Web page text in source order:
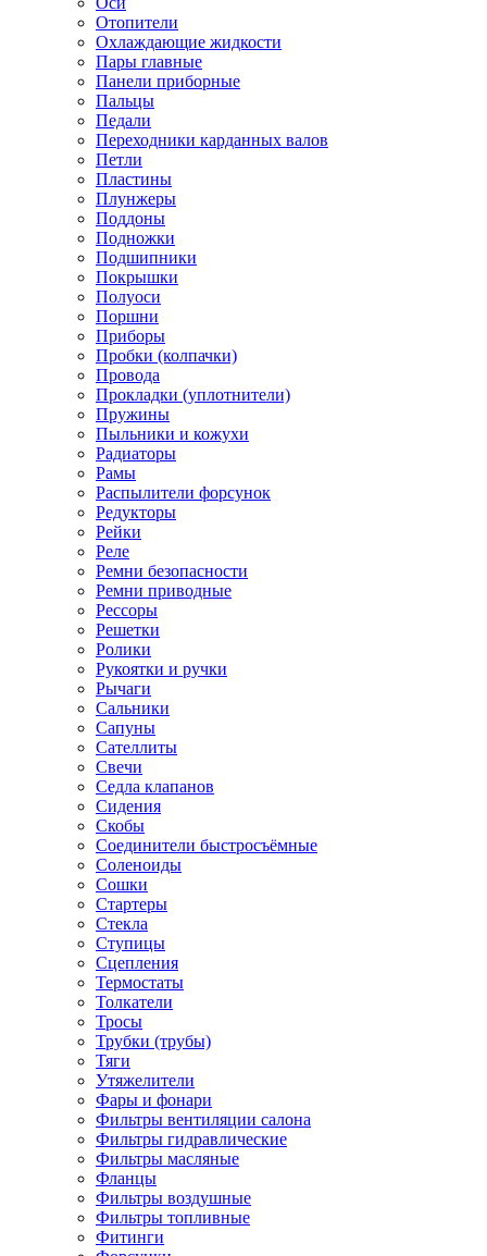
Отопители
Охлаждающие жидкости
Пары главные
Панели приборные
Пальцы
Педали
Переходники карданных валов
Петли
Пластины
Плунжеры
Поддоны
Подножки
Подшипники
Покрышки
Полуоси
Поршни
Приборы
Пробки (колпачки)
Провода
Прокладки (уплотнители)
Пружины
Пыльники и кожухи
Радиаторы
Рамы
Распылители форсунок
Редукторы
Рейки
Реле
Ремни безопасности
Ремни приводные
Рессоры
Решетки
Ролики
Рукоятки и ручки
Рычаги
Сальники
Сапуны
Сателлиты
Свечи
Седла клапанов
Сидения
Скобы
Соединители быстросъёмные
Соленоиды
Сошки
Стартеры
Стекла
Ступицы
Сцепления
Термостаты
Толкатели
Тросы
Трубки (трубы)
Тяги
Утяжелители
Фары и фонари
Фильтры вентиляции салона
Фильтры гидравлические
Фильтры масляные
Фланцы
Фильтры воздушные
Фильтры топливные
Фитинги